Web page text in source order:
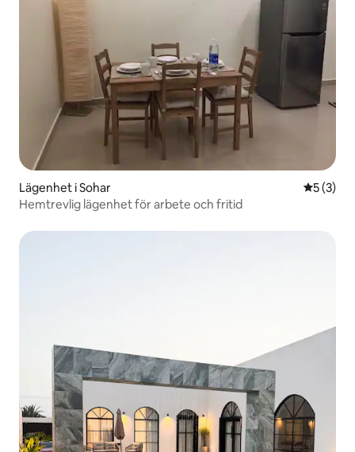
Lägenhet i Sohar 5 av 5 i
5 (3)
Hemtrevlig lägenhet för arbete och fritid